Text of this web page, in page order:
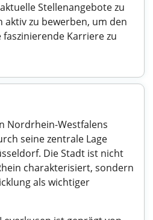
Stellenangebote zu
zu bewerben, um den
Karriere zu
Nordrhein-Westfalens
seine zentrale Lage
Die Stadt ist nicht
charakterisiert, sondern
als wichtiger